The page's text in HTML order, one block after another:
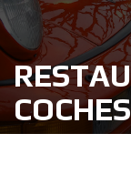
COCHES